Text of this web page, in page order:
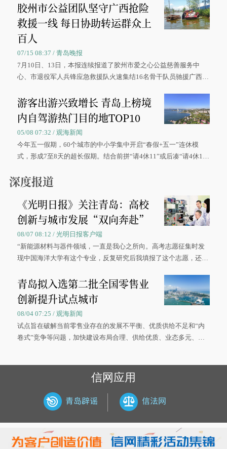
胶州市公益团队坚守广西抢险
救援一线 每日协助转运群众上
百人
07/15 08:37 / 青岛晚报
7月10日、13日，本报连续报道了胶州市爱之心公益慈善服务中
心、市退役军人兵锋应急救援队火速集结16名骨干队员驰援广西灾
游客出游兴致增长 青岛上榜境
内自驾游热门目的地TOP10
05/08 07:32 / 观海新闻
今年五一假期，60个城市的中小学集中开启“春假+五一”连休模
式，形成7至8天的超长假期。结合前拼“请4休11”或后凑“请4休1
深度报道
《光明日报》关注青岛：高校
创新与城市发展“双向奔赴”
08/07 08:12 / 光明日报客户端
“新能源材料与器件领域，一直是我心之所向。高考志愿征集时发
现中国海洋大学有这个专业，反复研究后我填报了这个志愿，还真
大学材料科学与工程学院材料类专业的录取通知书。
青岛拟入选第二批全国零售业
创新提升试点城市
08/04 07:25 / 观海新闻
试点旨在破解当前零售业存在的发展不平衡、优质供给不足和“内
卷式”竞争等问题，加快建设布局合理、供给优质、业态多元、智
信网应用